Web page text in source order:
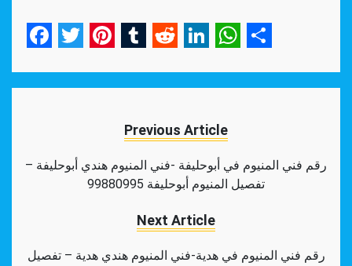
Previous Article
رقم فني المنيوم في أبوحليفة -فني المنيوم هندي أبوحليفة –
تفصيل المنيوم أبوحليفة 99880995
Next Article
رقم فني المنيوم في هدية-فني المنيوم هندي هدية – تفصيل